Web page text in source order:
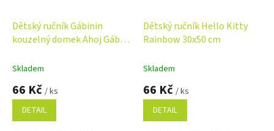
Dětský ručník Gábinin
kouzelný domek Ahoj Gábi
Skladem
66 Kč / ks
DETAIL
Dětský ručník Hello Kitty
Rainbow 30x50 cm
Skladem
66 Kč / ks
DETAIL